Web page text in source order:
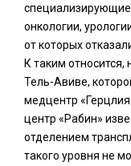
онкологии,
от которых
К таким относится,
Тель-Авиве,
медцентр
центр «Рабин»
отделением
такого уровня не